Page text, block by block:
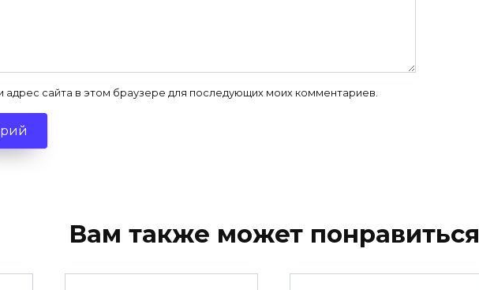
адрес сайта в этом браузере для последующих моих комментариев.
Вам также может понравиться